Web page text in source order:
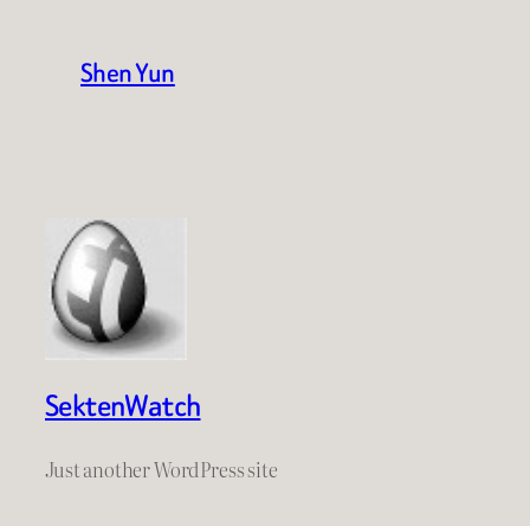
Shen Yun
SektenWatch
Just another WordPress site